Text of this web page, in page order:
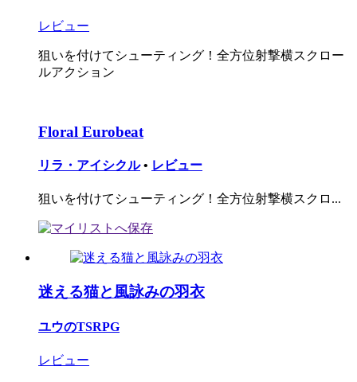
レビュー
狙いを付けてシューティング！全方位射撃横スクロー
ルアクション
Floral Eurobeat
リラ・アイシクル • レビュー
狙いを付けてシューティング！全方位射撃横スクロ...
迷える猫と風詠みの羽衣
ユウのTSRPG
レビュー